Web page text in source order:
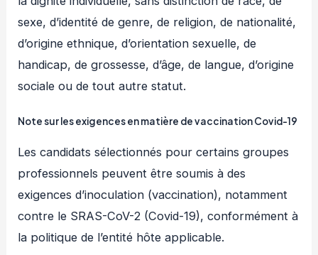
sexe, d’identité de genre, de religion, de nationalité,
d’origine ethnique, d’orientation sexuelle, de
handicap, de grossesse, d’âge, de langue, d’origine
sociale ou de tout autre statut.
Note sur les exigences en matière de vaccination Covid-19
Les candidats sélectionnés pour certains groupes
professionnels peuvent être soumis à des
exigences d’inoculation (vaccination), notamment
contre le SRAS-CoV-2 (Covid-19), conformément à
la politique de l’entité hôte applicable.